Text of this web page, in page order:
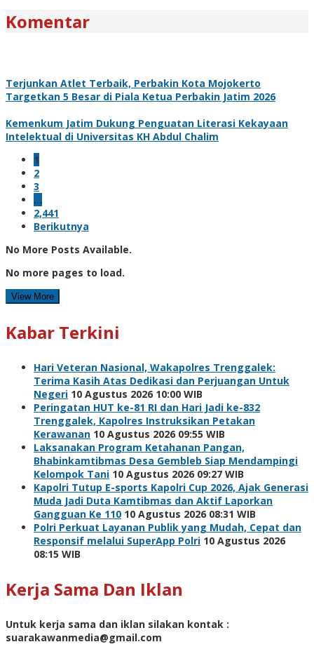
Komentar
Terjunkan Atlet Terbaik, Perbakin Kota Mojokerto
Targetkan 5 Besar di Piala Ketua Perbakin Jatim 2026
Kemenkum Jatim Dukung Penguatan Literasi Kekayaan
Intelektual di Universitas KH Abdul Chalim
1
2
3
…
2,441
Berikutnya
No More Posts Available.
No more pages to load.
View More
Kabar Terkini
Hari Veteran Nasional, Wakapolres Trenggalek:
Terima Kasih Atas Dedikasi dan Perjuangan Untuk
Negeri 10 Agustus 2026 10:00 WIB
Peringatan HUT ke-81 RI dan Hari Jadi ke-832
Trenggalek, Kapolres Instruksikan Petakan
Kerawanan 10 Agustus 2026 09:55 WIB
Laksanakan Program Ketahanan Pangan,
Bhabinkamtibmas Desa Gembleb Siap Mendampingi
Kelompok Tani 10 Agustus 2026 09:27 WIB
Kapolri Tutup E-sports Kapolri Cup 2026, Ajak Generasi
Muda Jadi Duta Kamtibmas dan Aktif Laporkan
Gangguan Ke 110 10 Agustus 2026 08:31 WIB
Polri Perkuat Layanan Publik yang Mudah, Cepat dan
Responsif melalui SuperApp Polri 10 Agustus 2026
08:15 WIB
Kerja Sama Dan Iklan
Untuk kerja sama dan iklan silakan kontak :
suarakawanmedia@gmail.com